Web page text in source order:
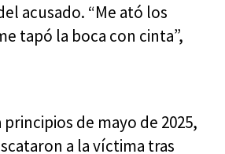
acusado. “Me ató los
tapó la boca con cinta”,
principios de mayo de 2025,
a la víctima tras